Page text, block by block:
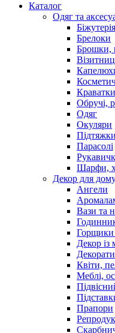
Каталог
Oдяг та
Біжутерія
Брелоки
Брошки,
Обручі,
Одяг
Окуляри
Підтяжки
Парасолі
Шарфи,
Декор для
Ангели
Вази та
Горщики
Декор із
Квіти,
Меблі,
Прапори